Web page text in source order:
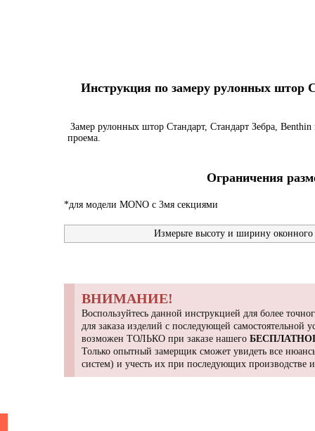
Инструкция по замеру рулонных штор
Замер рулонных штор Стандарт, Стандарт Зебра,
проема.
Ограничения
*для модели MONO с 3мя секциями
Измерьте высоту и ширину оконного
ВНИМАНИЕ!
Воспользуйтесь данной инструкцией для более
для заказа изделий с последующей
возможен ТОЛЬКО при заказе нашего
Только опытный замерщик сможет увидеть все
систем) и учесть их при последующих производстве